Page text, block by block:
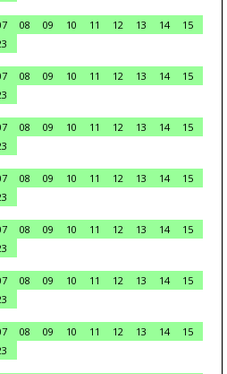
08 09 10 11 12 13 14
15
08 09 10 11 12 13 14
15
08 09 10 11 12 13 14
15
08 09 10 11 12 13 14
15
08 09 10 11 12 13 14
15
08 09 10 11 12 13 14
15
08 09 10 11 12 13 14
15